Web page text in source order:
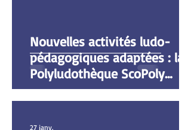
Nouvelles activités ludo-
pédagogiques adaptées : la
Polyludothèque ScoPoly
élargit son offre à Hennebont
27 janv.